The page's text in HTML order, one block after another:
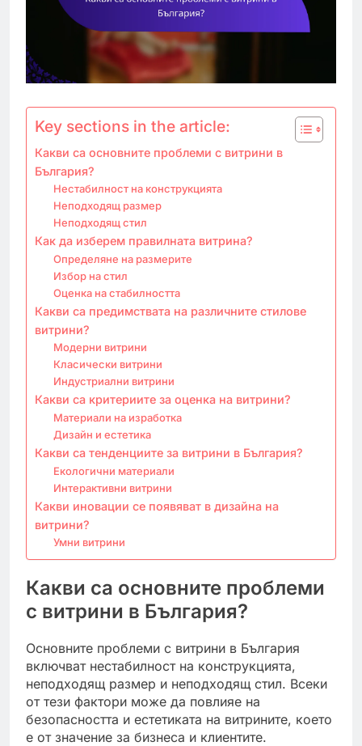
Key sections in the article:
Какви са основните проблеми с витрини в
България?
Нестабилност на конструкцията
Неподходящ размер
Неподходящ стил
Как да изберем правилната витрина?
Определяне на размерите
Избор на стил
Оценка на стабилността
Какви са предимствата на различните стилове
витрини?
Модерни витрини
Класически витрини
Индустриални витрини
Какви са критериите за оценка на витрини?
Материали на изработка
Дизайн и естетика
Какви са тенденциите за витрини в България?
Екологични материали
Интерактивни витрини
Какви иновации се появяват в дизайна на
витрини?
Умни витрини
Какви са основните проблеми
с витрини в България?
Основните проблеми с витрини в България
включват нестабилност на конструкцията,
неподходящ размер и неподходящ стил. Всеки
от тези фактори може да повлияе на
безопасността и естетиката на витрините, което
е от значение за бизнеса и клиентите.